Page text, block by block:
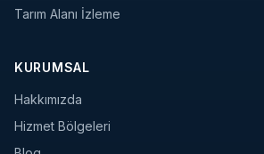
Tarım Alanı İzleme
KURUMSAL
Hakkımızda
Hizmet Bölgeleri